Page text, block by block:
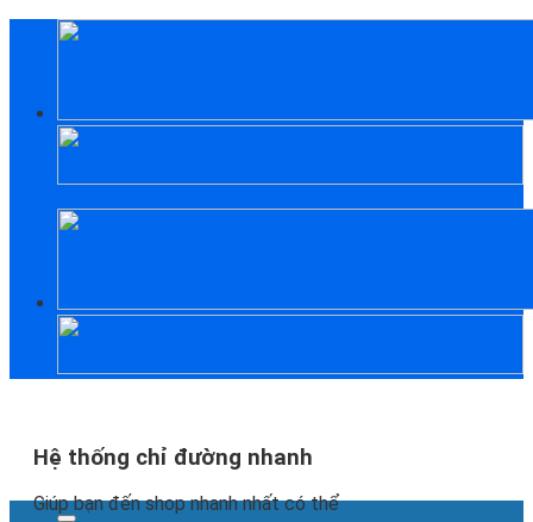
Hệ thống chỉ đường nhanh
Giúp bạn đến shop nhanh nhất có thể